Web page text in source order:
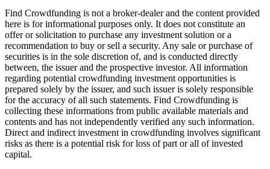
Find Crowdfunding is not a broker-dealer and the content provided
here is for informational purposes only. It does not constitute an
offer or solicitation to purchase any investment solution or a
recommendation to buy or sell a security. Any sale or purchase of
securities is in the sole discretion of, and is conducted directly
between, the issuer and the prospective investor. All information
regarding potential crowdfunding investment opportunities is
prepared solely by the issuer, and such issuer is solely responsible
for the accuracy of all such statements. Find Crowdfunding is
collecting these informations from public available materials and
contents and has not independently verified any such information.
Direct and indirect investment in crowdfunding involves significant
risks as there is a potential risk for loss of part or all of invested
capital.